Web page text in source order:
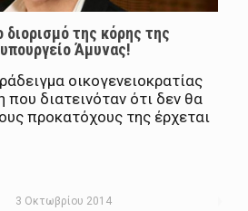
διορισμό της κόρης της
Άμυνας!
οικογενειοκρατίας
που διατεινόταν ότι δεν θα
προκατόχους της έρχεται
3 Οκτωβρίου 2014